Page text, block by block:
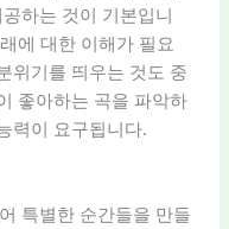
하는 것이 기본입니
에 대한 이해가 필요
위기를 띄우는 것도 중
좋아하는 곡을 파악하
력이 요구됩니다.
특별한 순간들을 만들